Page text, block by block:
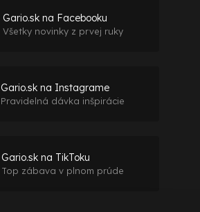
Gario.sk na Facebooku
Všetky novinky z prvej ruky
Gario.sk na Instagrame
Pravidelná dávka inšpirácie
Gario.sk na TikToku
Top zábava v plnom prúde